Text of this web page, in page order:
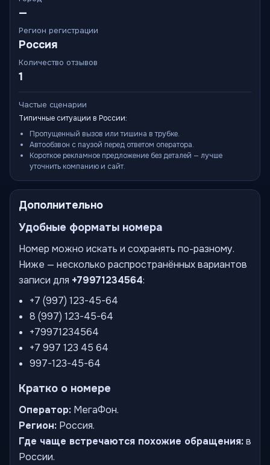
—
Регион регистрации
Россия
Количество отзывов
1
Частые сценарии
Типичные ситуации в России:
Пропущенный вызов или тишина в трубке.
Автообзвон с паузой перед ответом оператора.
Короткое рекламное предложение без деталей — лучше
уточнить компанию и сайт.
Дополнительно
Удобные форматы номера
Номер можно искать и сохранять по-разному.
Ниже — несколько распространённых вариантов
записи для +79971234564:
+7 (997) 123-45-64
8 (997) 123-45-64
+79971234564
+7 997 123 45 64
997-123-45-64
Кратко о номере
Оператор: МегаФон.
Регион: Россия.
Где чаще встречаются похожие обращения:в
России.